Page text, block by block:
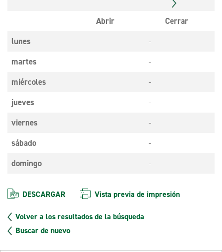
Abrir
Cerrar
lunes
-
martes
-
miércoles
-
jueves
-
viernes
-
sábado
-
domingo
-
DESCARGAR Vista previa de impresión
Volver a los resultados de la búsqueda
Buscar de nuevo